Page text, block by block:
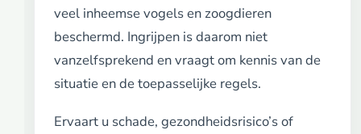
veel inheemse vogels en zoogdieren
beschermd. Ingrijpen is daarom niet
vanzelfsprekend en vraagt om kennis van de
situatie en de toepasselijke regels.
Ervaart u schade, gezondheidsrisico’s of